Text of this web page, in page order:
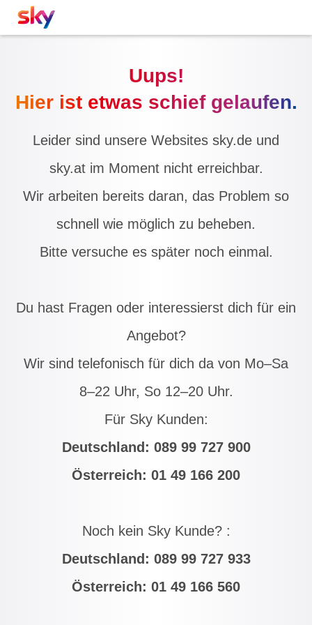
Uups!
Hier ist etwas schief gelaufen.
Leider sind unsere Websites sky.de und
sky.at im Moment nicht erreichbar.
Wir arbeiten bereits daran, das Problem so
schnell wie möglich zu beheben.
Bitte versuche es später noch einmal.
Du hast Fragen oder interessierst dich für ein
Angebot?
Wir sind telefonisch für dich da von Mo–Sa
8–22 Uhr, So 12–20 Uhr.
Für Sky Kunden:
Deutschland: 089 99 727 900
Österreich: 01 49 166 200
Noch kein Sky Kunde? :
Deutschland: 089 99 727 933
Österreich: 01 49 166 560